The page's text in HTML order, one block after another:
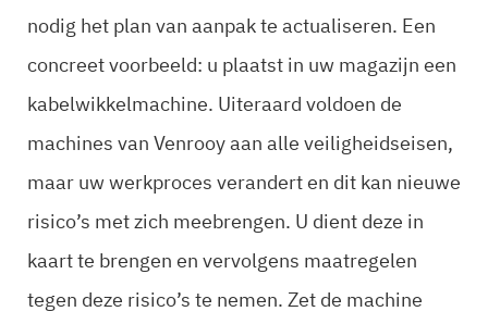
nodig het plan van aanpak te actualiseren. Een
concreet voorbeeld: u plaatst in uw magazijn een
kabelwikkelmachine. Uiteraard voldoen de
machines van Venrooy aan alle veiligheidseisen,
maar uw werkproces verandert en dit kan nieuwe
risico’s met zich meebrengen. U dient deze in
kaart te brengen en vervolgens maatregelen
tegen deze risico’s te nemen. Zet de machine